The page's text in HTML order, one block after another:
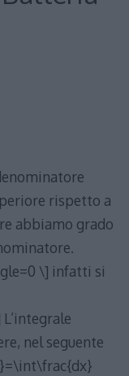
rispetto a
abbiamo grado
\] infatti si
nel seguente